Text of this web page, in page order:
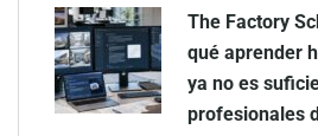
The Factory
qué aprender
ya no es
profesionales